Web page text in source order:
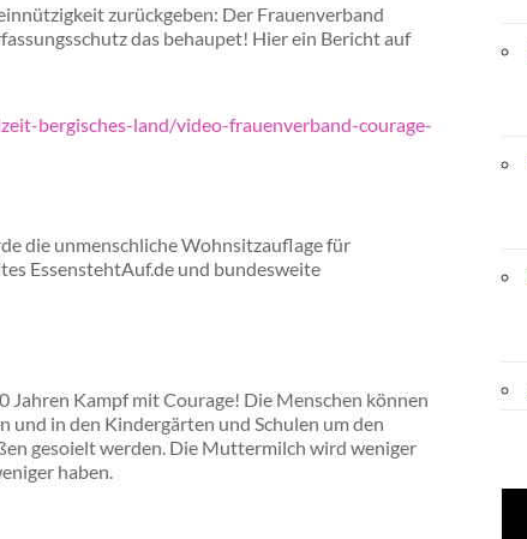
zurückgeben: Der Frauenverband
das behaupet! Hier ein Bericht auf
bergisches-land/video-frauenverband-courage-
die unmenschliche Wohnsitzauflage für
EssenstehtAuf.de und bundesweite
Kampf mit Courage! Die Menschen können
und in den Kindergärten und Schulen um den
gesoielt werden. Die Muttermilch wird weniger
haben.